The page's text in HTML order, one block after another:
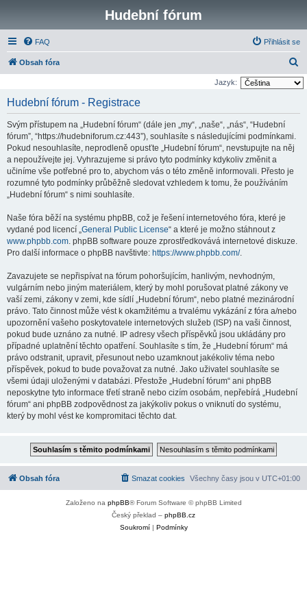
Hudební fórum
FAQ Přihlásit se
Obsah fóra
l
Jazyk:
Hudební fórum - Registrace
Svým přístupem na „Hudební fórum“ (dále jen „my“, „naše“, „nás“, “Hudební
fórum”, “https://hudebniforum.cz:443”), souhlasíte s následujícími podmínkami.
Pokud nesouhlasíte, neprodleně opusťte „Hudební fórum“, nevstupujte na něj
a nepoužívejte jej. Vyhrazujeme si právo tyto podmínky kdykoliv změnit a
učiníme vše potřebné pro to, abychom vás o této změně informovali. Přesto je
rozumné tyto podmínky průběžně sledovat vzhledem k tomu, že používáním
„Hudební fórum“ s nimi souhlasíte.
Naše fóra běží na systému phpBB, což je řešení internetového fóra, které je
vydané pod licencí „General Public License“ a které je možno stáhnout z
www.phpbb.com. phpBB software pouze zprostředkovává internetové diskuze.
Pro další informace o phpBB navštivte: https://www.phpbb.com/.
Zavazujete se nepřispívat na fórum pohoršujícím, hanlivým, nevhodným,
vulgárním nebo jiným materiálem, který by mohl porušovat platné zákony ve
vaší zemi, zákony v zemi, kde sídlí „Hudební fórum“, nebo platné mezinárodní
právo. Tato činnost může vést k okamžitému a trvalému vykázání z fóra a/nebo
upozornění vašeho poskytovatele internetových služeb (ISP) na vaši činnost,
pokud bude uznáno za nutné. IP adresy všech příspěvků jsou ukládány pro
případné uplatnění těchto opatření. Souhlasíte s tím, že „Hudební fórum“ má
právo odstranit, upravit, přesunout nebo uzamknout jakékoliv téma nebo
příspěvek, pokud to bude považovat za nutné. Jako uživatel souhlasíte se
všemi údaji uloženými v databázi. Přestože „Hudební fórum“ ani phpBB
neposkytne tyto informace třetí straně nebo cizím osobám, nepřebírá „Hudební
fórum“ ani phpBB zodpovědnost za jakýkoliv pokus o vniknutí do systému,
který by mohl vést ke kompromitaci těchto dat.
Obsah fóra Všechny časy jsou v UTC+01:00
Smazat cookies
Založeno na phpBB® Forum Software © phpBB Limited
Český překlad – phpBB.cz
Soukromí| Podmínky